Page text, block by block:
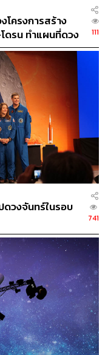
ICy moons
มีหน้าที่สำรวจและ
ยู่อาศัยของสิ่งมีชีวิต
กษ์​ทั้ง 3 ดวงจาก
ดาวพฤหัสบดี
โครงการสร้าง
ดรน ทำแผนที่ดวง
111
ดวงจันทร์ในรอบ
741